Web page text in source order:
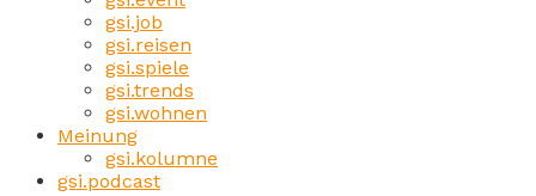
gsi.job
gsi.reisen
gsi.spiele
gsi.trends
gsi.wohnen
Meinung
gsi.kolumne
gsi.podcast